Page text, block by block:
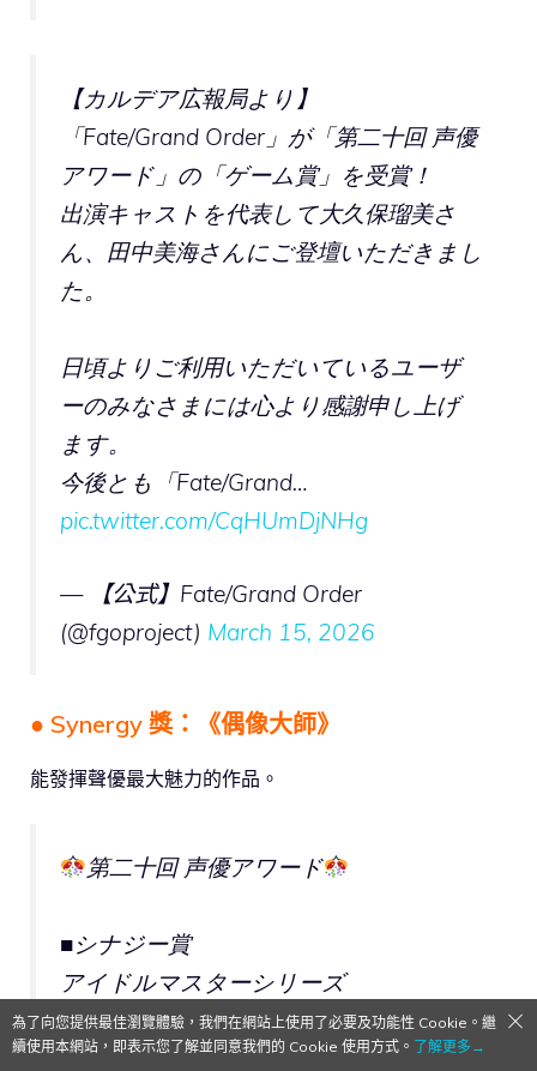
【カルデア広報局より】
「Fate/Grand Order」が「第二十回 声優
アワード」の「ゲーム賞」を受賞！
出演キャストを代表して大久保瑠美さ
ん、田中美海さんにご登壇いただきまし
た。
日頃よりご利用いただいているユーザ
ーのみなさまには心より感謝申し上げ
ます。
今後とも「Fate/Grand…
pic.twitter.com/CqHUmDjNHg
— 【公式】Fate/Grand Order
(@fgoproject) March 15, 2026
● Synergy 獎：《偶像大師》
能發揮聲優最大魅力的作品。
第二十回 声優アワード
■シナジー賞
アイドルマスターシリーズ
THE IDOLM@STER™& ©Bandai Namco
Entertainment Inc.#idolmaster#声優アワ
為了向您提供最佳瀏覽體驗，我們在網站上使用了必要及功能性 Cookie。繼
續使用本網站，即表示您了解並同意我們的 Cookie 使用方式。 了解更多→